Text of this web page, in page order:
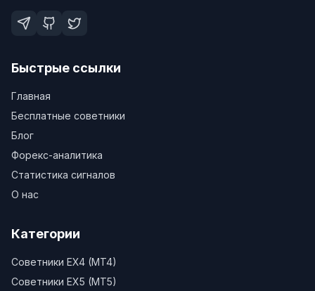
Быстрые ссылки
Главная
Бесплатные советники
Блог
Форекс-аналитика
Статистика сигналов
О нас
Категории
Советники EX4 (MT4)
Советники EX5 (MT5)